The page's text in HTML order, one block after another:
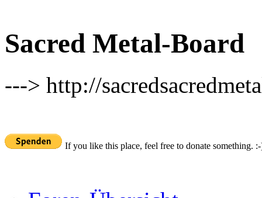
Sacred Metal-Board
---> http://
If you like this place, feel free to donate something.